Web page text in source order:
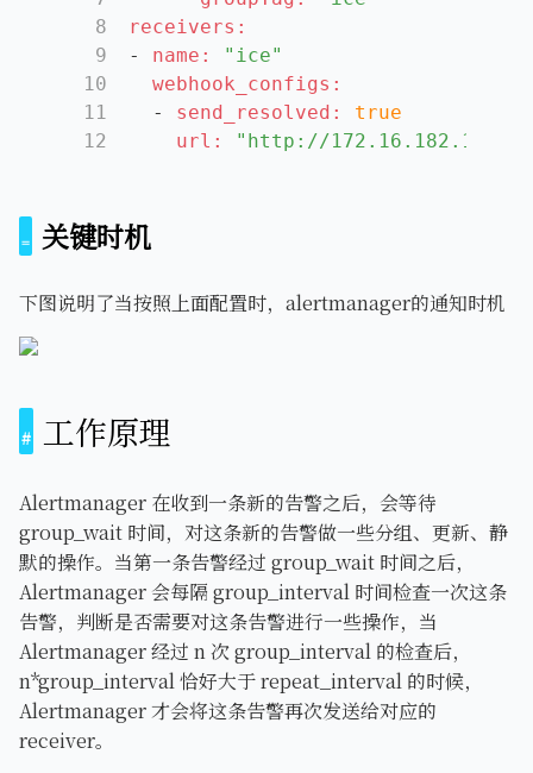
8
9
10
11
12
receivers:
-
name:
"ice"
webhook_configs:
-
send_resolved:
true
url:
"http://
关键时机
下图说明了当按照上面配置时，alertmanager的通知时机
工作原理
Alertmanager 在收到一条新的告警之后，会等待
group_wait 时间，对这条新的告警做一些分组、更新、静
默的操作。当第一条告警经过 group_wait 时间之后，
Alertmanager 会每隔 group_interval 时间检查一次这条
告警，判断是否需要对这条告警进行一些操作，当
Alertmanager 经过 n 次 group_interval 的检查后，
n*group_interval 恰好大于 repeat_interval 的时候，
Alertmanager 才会将这条告警再次发送给对应的
receiver。